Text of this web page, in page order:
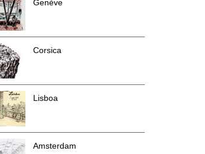
Genève
Corsica
Lisboa
Amsterdam